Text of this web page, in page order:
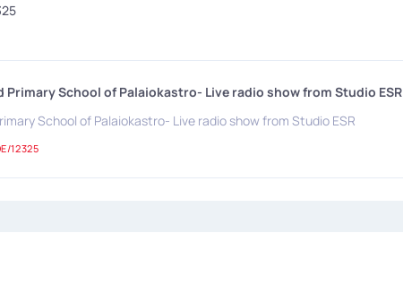
Primary School of Palaiokastro- Live radio show from Studio ESR
School of Palaiokastro- Live radio show from Studio ESR
12325